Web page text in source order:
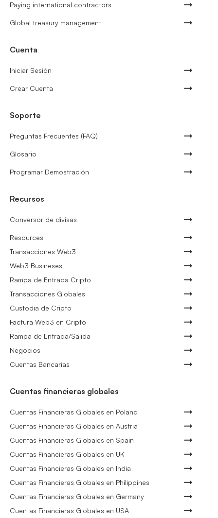
Paying international contractors
Global treasury management
Cuenta
Iniciar Sesión
Crear Cuenta
Soporte
Preguntas Frecuentes (FAQ)
Glosario
Programar Demostración
Recursos
Conversor de divisas
Resources
Transacciones Web3
Web3 Busineses
Rampa de Entrada Cripto
Transacciones Globales
Custodia de Cripto
Factura Web3 en Cripto
Rampa de Entrada/Salida
Negocios
Cuentas Bancarias
Cuentas financieras globales
Cuentas Financieras Globales en Poland
Cuentas Financieras Globales en Austria
Cuentas Financieras Globales en Spain
Cuentas Financieras Globales en UK
Cuentas Financieras Globales en India
Cuentas Financieras Globales en Philippines
Cuentas Financieras Globales en Germany
Cuentas Financieras Globales en USA